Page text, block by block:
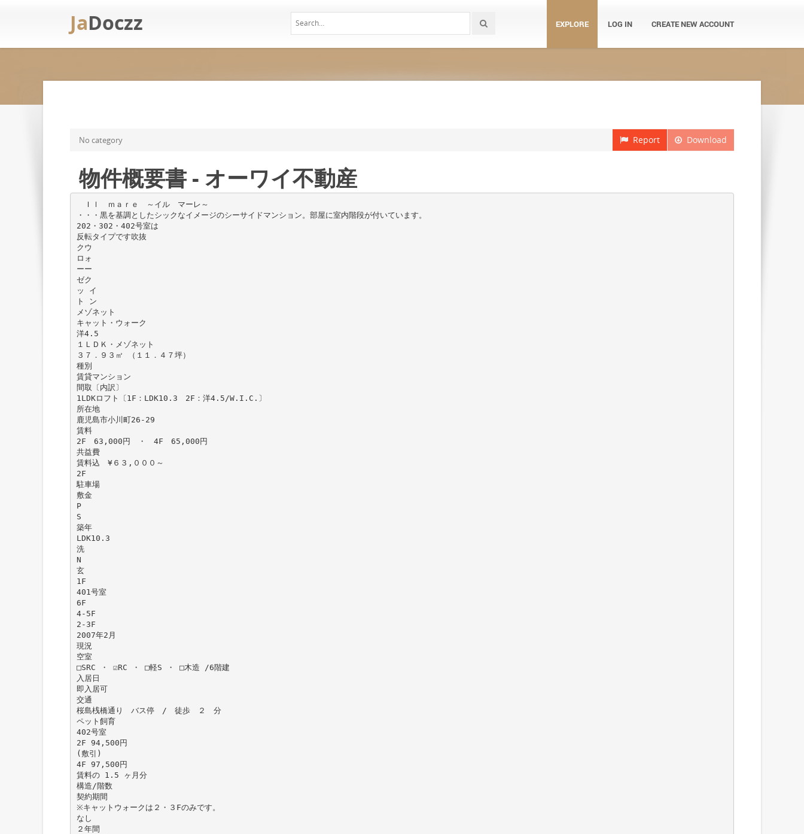
JaDoczz EXPLORE LOG IN CREATE NEW ACCOUNT
Download
Report
No category
物件概要書 - オーワイ不動産
Ｉｌ ｍａｒｅ ～イル マーレ～
・・・黒を基調としたシックなイメージのシーサイドマンション。部屋に室内階段が付いています。
202・302・402号室は
反転タイプです吹抜
クウ
ロォ
ーー
ゼク
ッ イ
ト ン
メゾネット
キャット・ウォーク
洋4.5
１ＬＤＫ・メゾネット
３７．９３㎡ （１１．４７坪）
種別
賃貸マンション
間取〔内訳〕
1LDKロフト〔1F：LDK10.3 2F：洋4.5/W.I.C.〕
所在地
鹿児島市小川町26-29
賃料
2F 63,000円 ・ 4F 65,000円
共益費
賃料込 ¥６３,０００～
2F
駐車場
敷金
P
S
築年
LDK10.3
洗
N
玄
1F
401号室
6F
4-5F
2-3F
2007年2月
現況
空室
□SRC ・ ☑RC ・ □軽S ・ □木造 /6階建
入居日
即入居可
交通
桜島桟橋通り バス停 / 徒歩 ２ 分
ペット飼育
402号室
2F 94,500円
(敷引)
4F 97,500円
賃料の 1.5 ヶ月分
構造/階数
契約期間
※キャットウォークは２・３Fのみです。
なし
２年間